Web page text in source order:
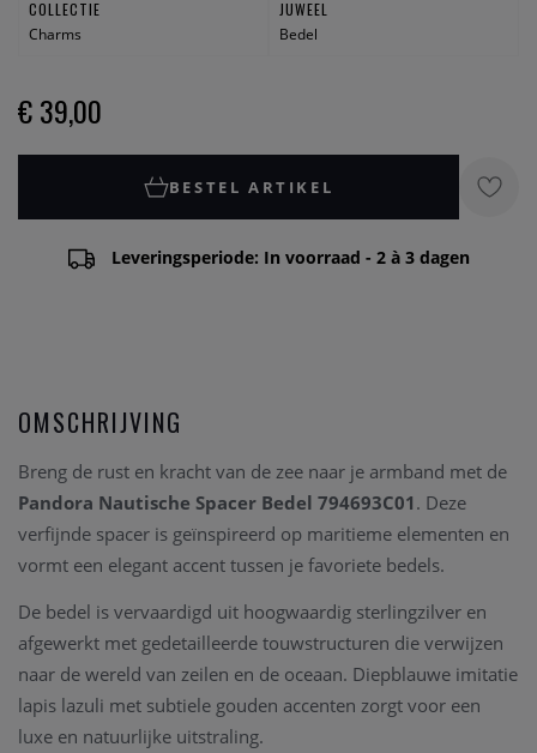
COLLECTIE
Charms
JUWEEL
Bedel
€ 39,00
BESTEL ARTIKEL
Leveringsperiode: In voorraad - 2 à 3 dagen
OMSCHRIJVING
Breng de rust en kracht van de zee naar je armband met de
Pandora Nautische Spacer Bedel 794693C01 . Deze
verfijnde spacer is geïnspireerd op maritieme elementen en
vormt een elegant accent tussen je favoriete bedels.
De bedel is vervaardigd uit hoogwaardig sterlingzilver en
afgewerkt met gedetailleerde touwstructuren die verwijzen
naar de wereld van zeilen en de oceaan. Diepblauwe imitatie
lapis lazuli met subtiele gouden accenten zorgt voor een
luxe en natuurlijke uitstraling.